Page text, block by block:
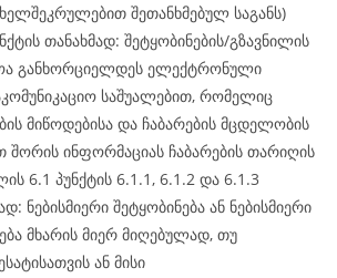
შეთანხმებულ საგანს)
თანახმად: შეტყობინების/გზავნილის
განხორციელდეს ელექტრონული
საშუალებით, რომელიც
მიწოდებისა და ჩაბარების მცდელობის
შორის ინფორმაციას ჩაბარების თარიღის
6.1 პუნქტის 6.1.1, 6.1.2 და 6.1.3
ნებისმიერი შეტყობინება ან ნებისმიერი
მხარის მიერ მიღებულად, თუ
ან მისი